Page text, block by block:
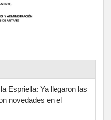
Espriella: Ya llegaron las
novedades en el